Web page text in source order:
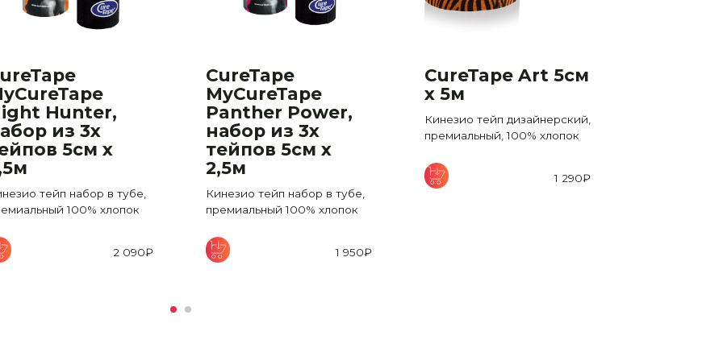
Hunter,
из 3х
5см х
тейп набор в тубе,
100% хлопок
2 090₽
CureTape
MyCureTape
Panther Power,
набор из 3х
тейпов 5см х
2,5м
Кинезио тейп набор в тубе,
премиальный 100% хлопок
1 950₽
CureTape Art 5см
x 5м
Кинезио тейп дизайнерский,
премиальный, 100% хлопок
1 290₽